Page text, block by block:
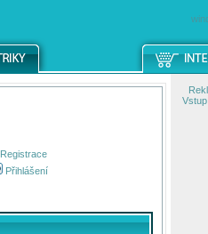
Registrace
Přihlášení